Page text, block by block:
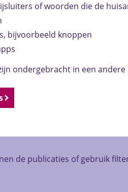
of woorden die de
bijvoorbeeld knoppen
ondergebracht in een andere
de publicaties of gebruik